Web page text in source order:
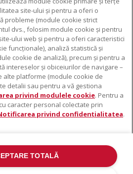
KitchenAid și designul mixerului cu
site-ului și pentru a oferi o
probleme (module cookie strict
dvs., folosim module cookie și pentru
ului web și pentru a oferi caracteristici
funcționale), analiză statistică și
cookie de analiză), precum și pentru a
intereselor și obiceiurilor de navigare –
alte platforme (module cookie de
detalii sau pentru a vă gestiona
privind modulele cookie. Pentru a
caracter personal colectate prin
privind confidențialitatea.
TOTALĂ